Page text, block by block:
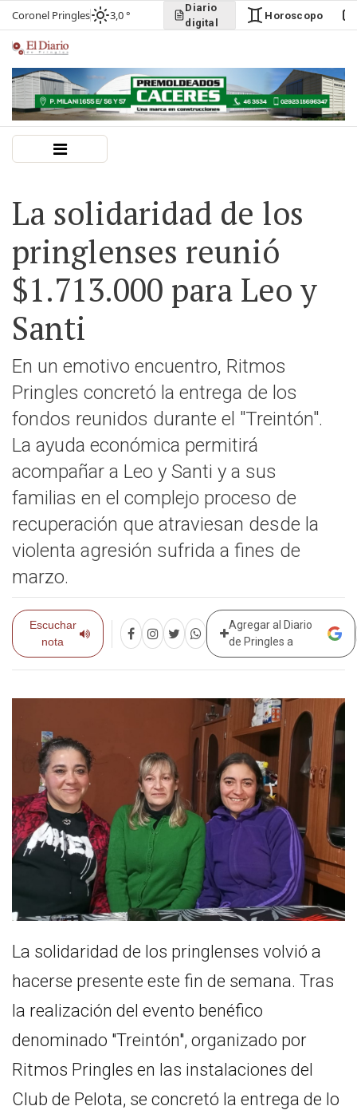
Coronel Pringles 3,0 °
Diario
digital
Horoscopo
La solidaridad de los
pringlenses reunió
$1.713.000 para Leo y
Santi
En un emotivo encuentro, Ritmos
Pringles concretó la entrega de los
fondos reunidos durante el "Treintón".
La ayuda económica permitirá
acompañar a Leo y Santi y a sus
familias en el complejo proceso de
recuperación que atraviesan desde la
violenta agresión sufrida a fines de
marzo.
Escuchar
nota
Agregar al Diario
de Pringles a
La solidaridad de los pringlenses volvió a
hacerse presente este fin de semana. Tras
la realización del evento benéfico
denominado "Treintón", organizado por
Ritmos Pringles en las instalaciones del
Club de Pelota, se concretó la entrega de lo